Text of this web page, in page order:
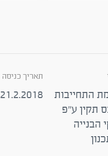
התחייבות
תקין ע"פ
הבנייה
תאריך כניסה
21.2.2018